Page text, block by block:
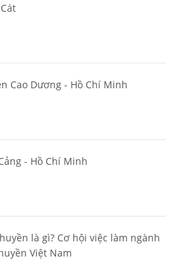
Cao Dương - Hồ Chí Minh
- Hồ Chí Minh
là gì? Cơ hội việc làm ngành
Việt Nam